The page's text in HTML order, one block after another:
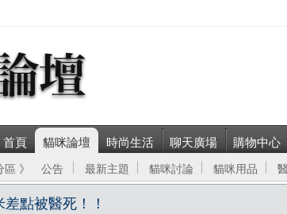
首頁 貓咪論壇 時尚生活 聊天廣場 購物中心
》 公告 最新主題 貓咪討論 貓咪用品
點被醫死！！